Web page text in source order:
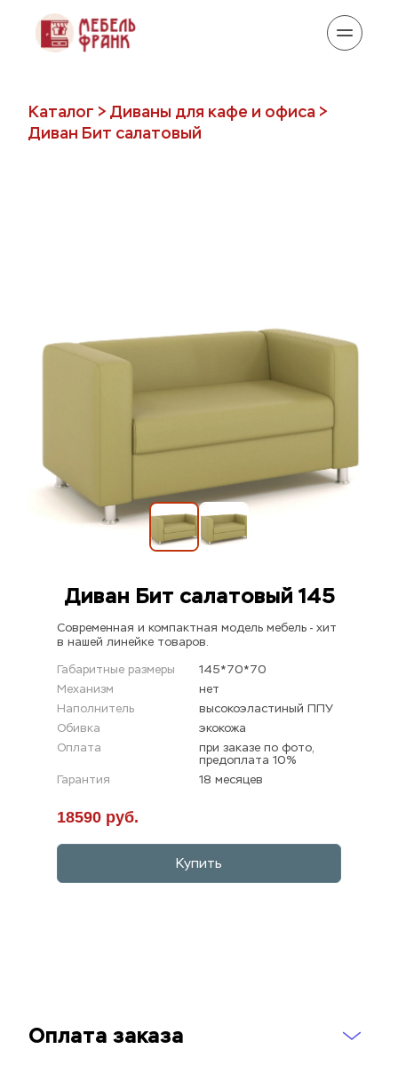
Каталог > Диваны для кафе и офиса >
Диван Бит салатовый
Диван Бит салатовый 145
Современная и компактная модель мебель - хит
в нашей линейке товаров.
Габаритные размеры
145*70*70
Механизм
нет
Наполнитель
высокоэластиный ППУ
Обивка
экокожа
Оплата
при заказе по фото,
предоплата 10%
Гарантия
18 месяцев
18590 руб.
Купить
Оплата заказа